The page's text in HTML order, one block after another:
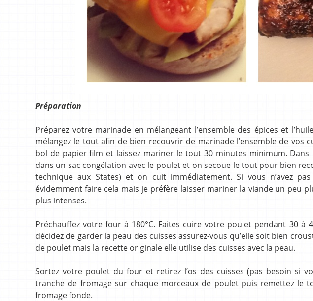
Préparation
Préparez votre marinade en mélangeant l’ensemble des épices et
mélangez le tout afin de bien recouvrir de marinade l’ensemble de vos
bol de papier film et laissez mariner le tout 30 minutes minimum.
dans un sac congélation avec le poulet et on secoue le tout pour bien
technique aux States) et on cuit immédiatement. Si vous n’avez
évidemment faire cela mais je préfère laisser mariner la viande un peu
plus intenses.
Préchauffez votre four à 180°C. Faites cuire votre poulet pendant 30 à
décidez de garder la peau des cuisses assurez-vous qu’elle soit bien
de poulet mais la recette originale elle utilise des cuisses avec la peau.
Sortez votre poulet du four et retirez l’os des cuisses (pas besoin si
tranche de fromage sur chaque morceaux de poulet puis remettez le
fromage fonde.